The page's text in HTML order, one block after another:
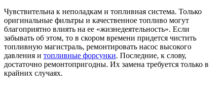
Чувствительна к неполадкам и топливная система. Только
оригинальные фильтры и качественное топливо могут
благоприятно влиять на ее «жизнедеятельность». Если
забывать об этом, то в скором времени придется чистить
топливную магистраль, ремонтировать насос высокого
давления и топливные форсунки. Последние, к слову,
достаточно ремонтопригодны. Их замена требуется только в
крайних случаях.